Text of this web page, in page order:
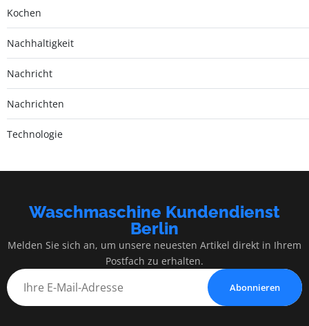
Kochen
Nachhaltigkeit
Nachricht
Nachrichten
Technologie
Waschmaschine Kundendienst
Berlin
Melden Sie sich an, um unsere neuesten Artikel direkt in Ihrem
Postfach zu erhalten.
Abonnieren